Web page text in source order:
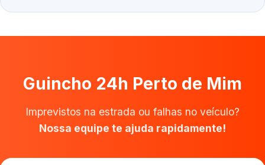
Guincho 24h Perto de Mim
Imprevistos na estrada ou falhas no veículo?
Nossa equipe te ajuda rapidamente!